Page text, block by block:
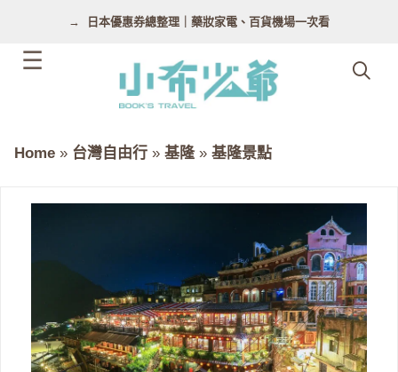
日本優惠券總整理｜藥妝家電、百貨機場一次看
Home » 台灣自由行 » 基隆» 基隆景點